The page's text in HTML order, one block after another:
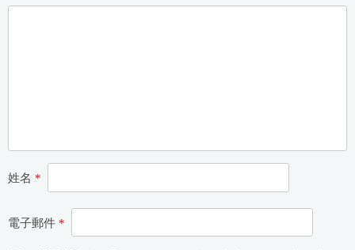
姓名 *
電子郵件 *